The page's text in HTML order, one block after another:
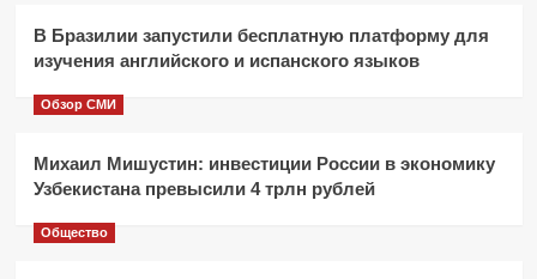
В Бразилии запустили бесплатную платформу для
изучения английского и испанского языков
Обзор СМИ
Михаил Мишустин: инвестиции России в экономику
Узбекистана превысили 4 трлн рублей
Общество